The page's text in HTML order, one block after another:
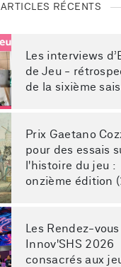
ARTICLES RÉCENTS
Les interviews
de Jeu -
de la sixième
Prix Gaetano
pour des essais
l'histoire du jeu :
onzième édition
Les Rendez-vous
Innov'SHS 2026
consacrés aux